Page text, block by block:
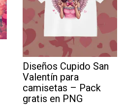
Diseños Cupido San
Valentín para
camisetas – Pack
gratis en PNG